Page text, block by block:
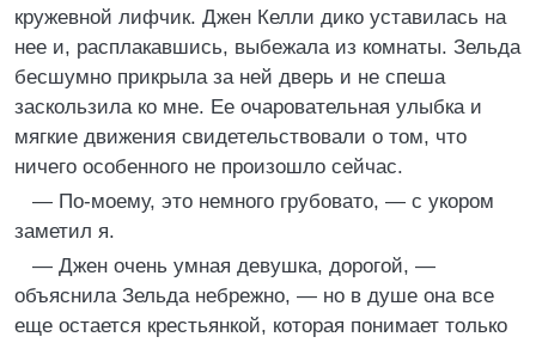
кружевной лифчик. Джен Келли дико уставилась на
нее и, расплакавшись, выбежала из комнаты. Зельда
бесшумно прикрыла за ней дверь и не спеша
заскользила ко мне. Ее очаровательная улыбка и
мягкие движения свидетельствовали о том, что
ничего особенного не произошло сейчас.
— По-моему, это немного грубовато, — с укором
заметил я.
— Джен очень умная девушка, дорогой, —
объяснила Зельда небрежно, — но в душе она все
еще остается крестьянкой, которая понимает только